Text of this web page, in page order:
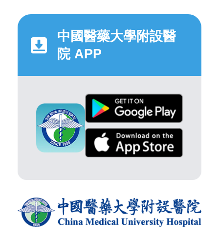
中國醫藥大學附設醫
院 APP